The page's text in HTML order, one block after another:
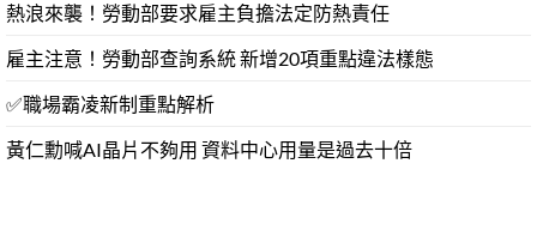
熱浪來襲！勞動部要求雇主負擔法定防熱責任
雇主注意！勞動部查詢系統 新增20項重點違法樣態
✅職場霸凌新制重點解析
黃仁勳喊AI晶片不夠用 資料中心用量是過去十倍